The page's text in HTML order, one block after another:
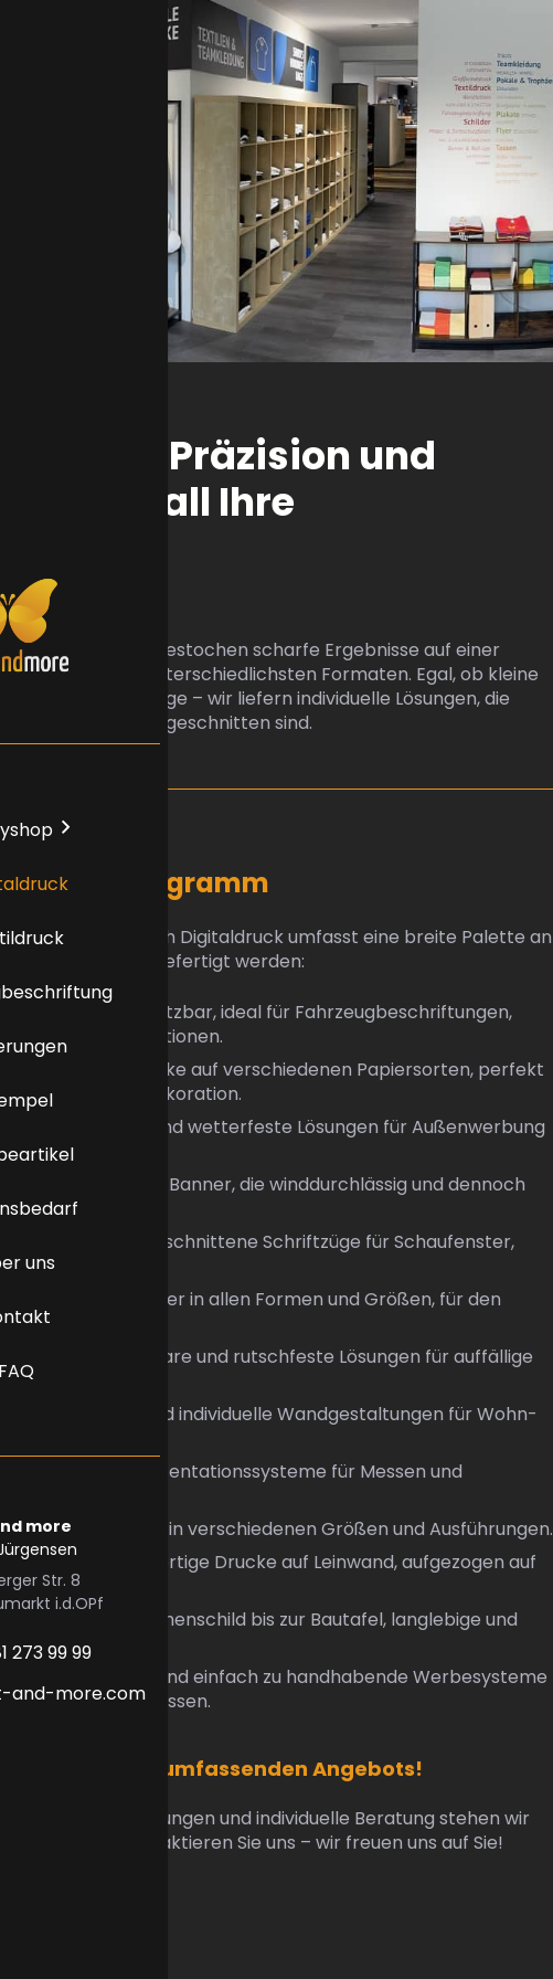
uns
FAQ
more
Str. 8
i.d.OPf
273 99 99
and-more.com
– Präzision und
für all Ihre
bietet Ihnen gestochen scharfe Ergebnisse auf einer
und in unterschiedlichsten Formaten. Egal, ob kleine
Druckaufträge – wir liefern individuelle Lösungen, die
Anforderungen zugeschnitten sind.
Lieferprogramm
im Bereich Digitaldruck umfasst eine breite Palette an
individuell für Sie gefertigt werden:
Vielseitig einsetzbar, ideal für Fahrzeugbeschriftungen,
und Fensterdekorationen.
Hochwertige Drucke auf verschiedenen Papiersorten, perfekt
Events und Dekoration.
Robuste und wetterfeste Lösungen für Außenwerbung
Spezielle Mesh-Banner, die winddurchlässig und dennoch
sind.
Präzise geschnittene Schriftzüge für Schaufenster,
und mehr.
Individuelle Sticker in allen Formen und Größen, für den
Außenbereich.
Haltbare und rutschfeste Lösungen für auffällige
Kreative und individuelle Wandgestaltungen für Wohn-
Hochwertige Präsentationssysteme für Messen und
Bedruckte Fahnen in verschiedenen Größen und Ausführungen.
Hochwertige Drucke auf Leinwand, aufgezogen auf
Vom Firmenschild bis zur Bautafel, langlebige und
Lösungen.
Mobile und einfach zu handhabende Werbesysteme
und Messen.
ein Teil unseres umfassenden Angebots!
Drucklösungen und individuelle Beratung stehen wir
Verfügung. Kontaktieren Sie uns – wir freuen uns auf Sie!